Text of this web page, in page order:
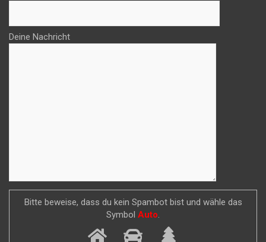
Deine Nachricht
Bitte beweise, dass du kein Spambot bist und wähle das
Symbol Auto.